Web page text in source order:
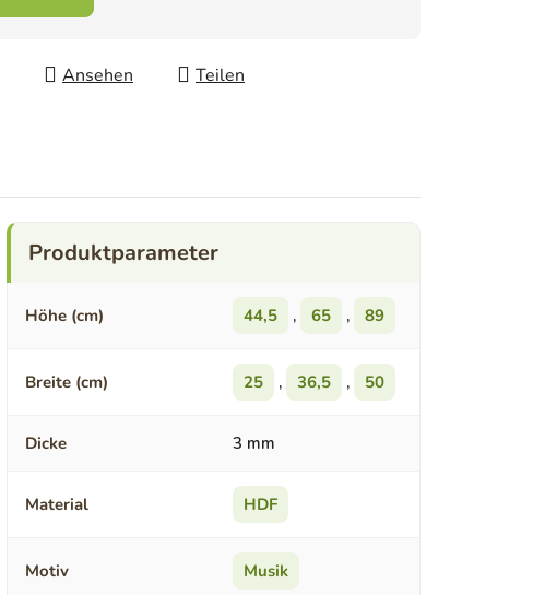
Ansehen Teilen
Höhe (cm) 44,5 , 65 , 89
Breite (cm) 25 , 36,5 , 50
Dicke 3 mm
Material HDF
Motiv Musik